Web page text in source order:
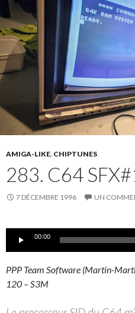
AMIGA-LIKE, CHIPTUNES
283. C64
7 DÉCEMBRE 1996 UN
Lecteur00:00
PPP Team Software (Martin-
120 – S3M